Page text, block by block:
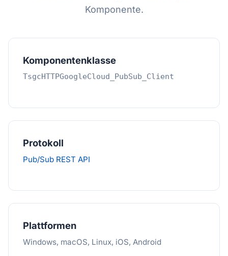
Komponente.
Komponentenklasse
TsgcHTTPGoogleCloud_PubSub_Client
Protokoll
Pub/Sub REST API
Plattformen
Windows, macOS, Linux, iOS, Android